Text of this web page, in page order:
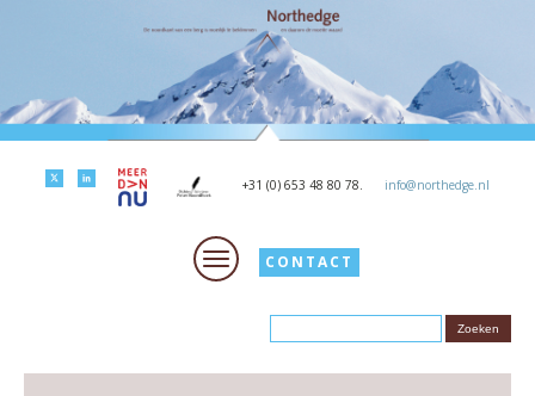
+31 (0) 653 48 80 78. info@northedge.nl
CONTACT